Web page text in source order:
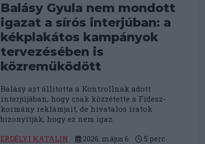
Balásy Gyula nem mondott
igazat a sírós interjúban: a
kékplakátos kampányok
tervezésében is
közreműködött
Balásy azt állította a Kontrollnak adott
interjújában, hogy csak közzétette a Fidesz-
kormány reklámjait, de hivatalos iratok
bizonyítják, hogy ez nem igaz.
ERDÉLYI KATALIN 2026. május 6. 5 perc